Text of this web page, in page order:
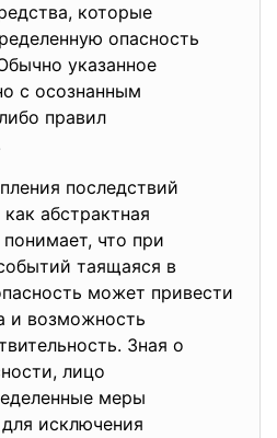
которые
опасность
указанное
с осознанным
правил
последствий
абстрактная
что при
таящаяся в
может привести
и возможность
Зная о
лицо
меры
исключения